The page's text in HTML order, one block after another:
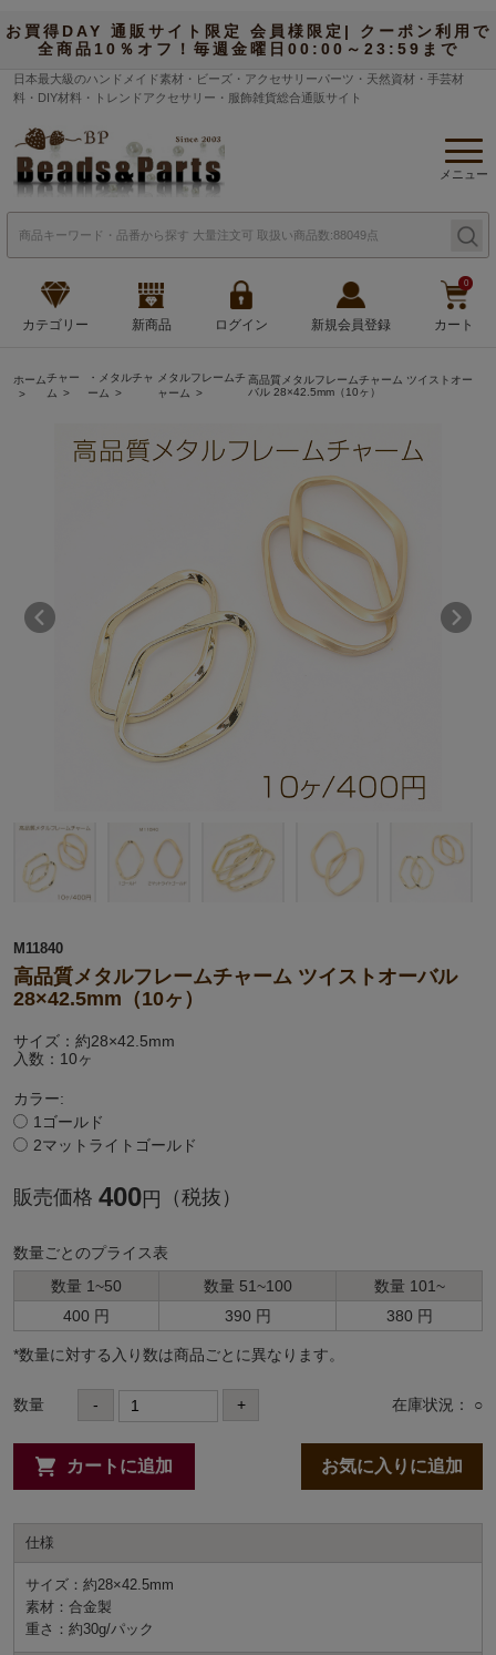
お買得DAY 通販サイト限定 会員様限定| クーポン利用で
全商品10％オフ！毎週金曜日00:00～23:59まで
日本最大級のハンドメイド素材・ビーズ・アクセサリーパーツ・天然資材・手芸材
料・DIY材料・トレンドアクセサリー・服飾雑貨総合通販サイト
メニュー
カテゴリー 新商品 ログイン 新規会員登録
0
カート
ホームチャー
ム
・メタルチャ
ーム
メタルフレームチ
ャーム
高品質メタルフレームチャーム ツイストオー
バル 28×42.5mm（10ヶ）
M11840
高品質メタルフレームチャーム ツイストオーバル
28×42.5mm（10ヶ）
サイズ：約28×42.5mm
入数：10ヶ
カラー:
1ゴールド
2マットライトゴールド
販売価格 400円 （税抜）
数量ごとのプライス表
数量 1~50
数量 51~100
数量 101~
400 円
390 円 380 円
*数量に対する⼊り数は商品ごとに異なります。
数量 - + 在庫状況： ○
カートに追加 お気に入りに追加
仕様
サイズ：約28×42.5mm
素材：合金製
重さ：約30g/パック